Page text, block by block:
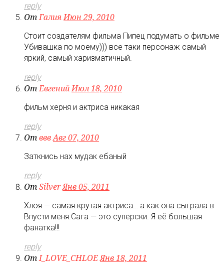
reply
ОтГалияИюн 29, 2010
Стоит создателям фильма Пипец подумать о фильме
Убивашка по моему))) все таки персонаж самый
яркий, самый харизматичный.
reply
ОтЕвгенийИюл 18, 2010
фильм херня и актриса никакая
reply
ОтвввАвг 07, 2010
Заткнись нах мудак ебаный
reply
ОтSilverЯнв 05, 2011
Хлоя — самая крутая актриса… а как она сыграла в
Впусти меня.Сага — это суперски. Я её большая
фанатка!!!
reply
ОтI_LOVE_CHLOEЯнв 18, 2011